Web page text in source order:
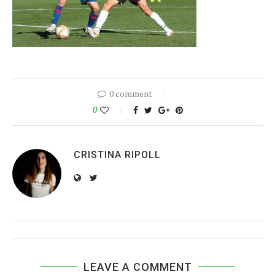
0 comment
0
CRISTINA RIPOLL
LEAVE A COMMENT